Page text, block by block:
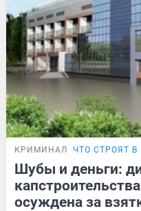
КРИМИНАЛ ЧТО СТРОЯТ В
Шубы и деньги:
осуждена за